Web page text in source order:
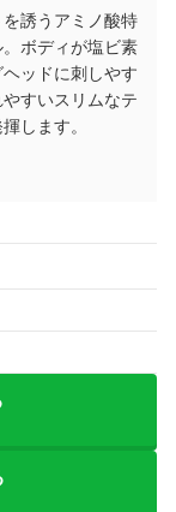
誘うアミノ酸特
ボディが塩ビ素
ッドに刺しやす
すいスリムなテ
します。